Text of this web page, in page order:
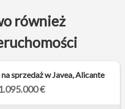
również
sprzedaż w Javea, Alicante
€